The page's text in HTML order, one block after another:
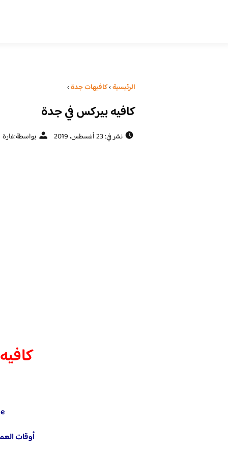
الرئيسية›كافيهات جدة›
كافيه بيركس في جدة
نشر في: 23 أغسطس، 2019 بواسطة:غارة
أوقات العمل: من